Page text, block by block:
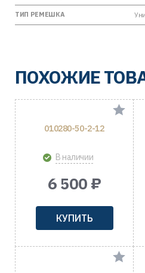
ТИП РЕМЕШКА
ПОХОЖИЕ
010280-50-2-12
В наличии
6 500 ₽
КУПИТЬ